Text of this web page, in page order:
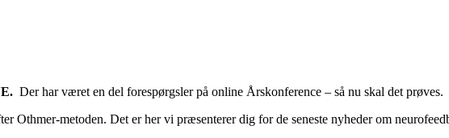
Der har været en del forespørgsler på online Årskonference – så nu skal det prøves.
Othmer-metoden. Det er her vi præsenterer dig for de seneste nyheder om